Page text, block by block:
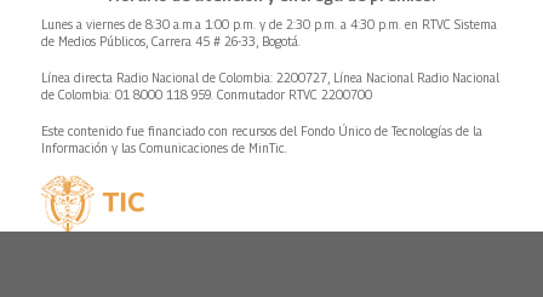
Lunes a viernes de 8:30 a.m.a 1:00 p.m. y de 2:30 p.m. a 4:30 p.m. en RTVC Sistema
de Medios Públicos, Carrera 45 # 26-33, Bogotá.
Línea directa Radio Nacional de Colombia: 2200727, Línea Nacional Radio Nacional
de Colombia: 01 8000 118 959. Conmutador RTVC 2200700
Este contenido fue financiado con recursos del Fondo Único de Tecnologías de la
Información y las Comunicaciones de MinTic.